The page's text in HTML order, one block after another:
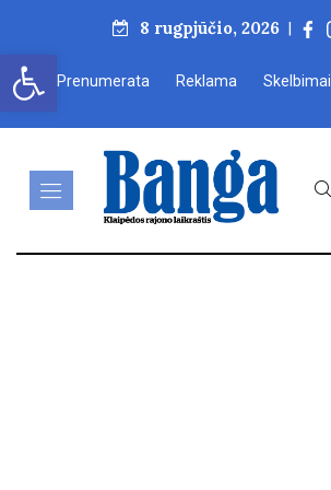
Open toolbar
8 rugpjūčio, 2026 |
Prenumerata Reklama Skelbimai